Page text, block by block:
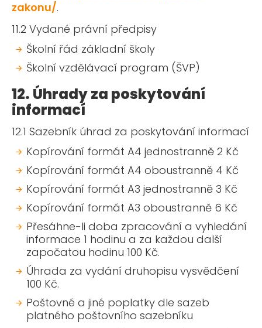
zakonu/.
11.2 Vydané právní předpisy
Školní řád základní školy
Školní vzdělávací program (ŠVP)
12. Úhrady za poskytování
informací
12.1 Sazebník úhrad za poskytování informací
Kopírování formát A4 jednostranně 2 Kč
Kopírování formát A4 oboustranně 4 Kč
Kopírování formát A3 jednostranně 3 Kč
Kopírování formát A3 oboustranně 6 Kč
Přesáhne-li doba zpracování a vyhledání
informace 1 hodinu a za každou další
započatou hodinu 100 Kč.
Úhrada za vydání druhopisu vysvědčení
100 Kč.
Poštovné a jiné poplatky dle sazeb
platného poštovního sazebníku